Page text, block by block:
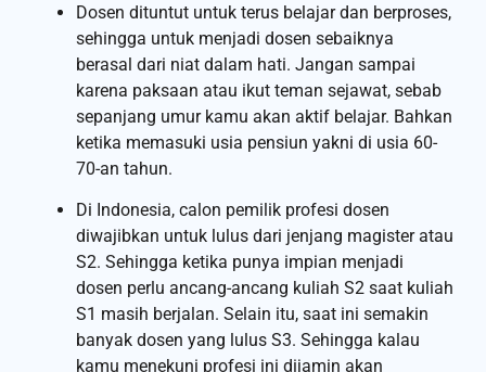
Dosen dituntut untuk terus belajar dan berproses,
sehingga untuk menjadi dosen sebaiknya
berasal dari niat dalam hati. Jangan sampai
karena paksaan atau ikut teman sejawat, sebab
sepanjang umur kamu akan aktif belajar. Bahkan
ketika memasuki usia pensiun yakni di usia 60-
70-an tahun.
Di Indonesia, calon pemilik profesi dosen
diwajibkan untuk lulus dari jenjang magister atau
S2. Sehingga ketika punya impian menjadi
dosen perlu ancang-ancang kuliah S2 saat kuliah
S1 masih berjalan. Selain itu, saat ini semakin
banyak dosen yang lulus S3. Sehingga kalau
kamu menekuni profesi ini dijamin akan